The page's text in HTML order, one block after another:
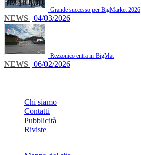
Grande successo per BigMarket 2026
NEWS | 04/03/2026
Rezzonico entra in BigMat
NEWS | 06/02/2026
Chi siamo
Contatti
Pubblicità
Riviste